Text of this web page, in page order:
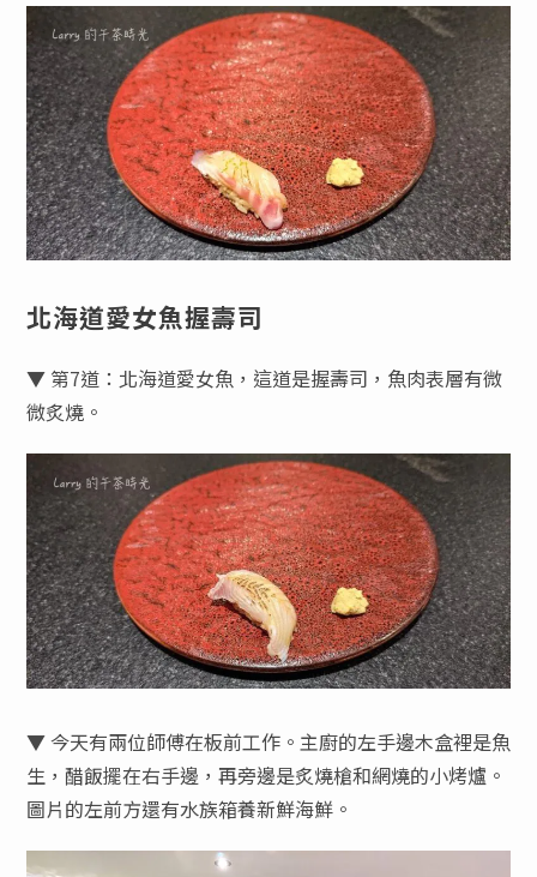
北海道愛女魚握壽司
▼ 第7道：北海道愛女魚，這道是握壽司，魚肉表層有微
微炙燒。
▼ 今天有兩位師傅在板前工作。主廚的左手邊木盒裡是魚
生，醋飯擺在右手邊，再旁邊是炙燒槍和網燒的小烤爐。
圖片的左前方還有水族箱養新鮮海鮮。